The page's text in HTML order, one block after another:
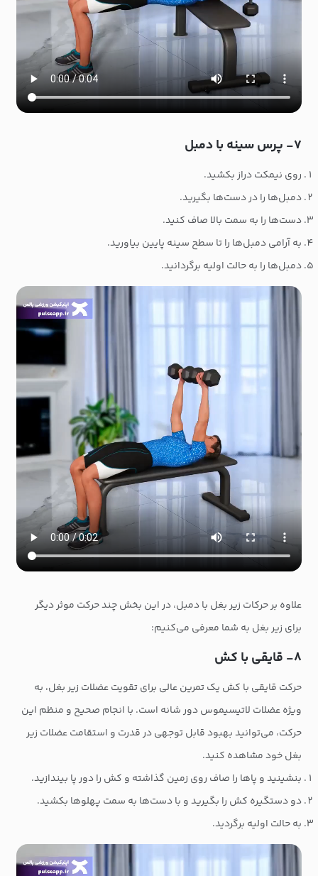
۷- پرس سینه با دمبل
روی نیمکت دراز بکشید.
دمبل‌ها را در دست‌ها بگیرید.
دست‌ها را به سمت بالا صاف کنید.
به آرامی دمبل‌ها را تا سطح سینه پایین بیاورید.
دمبل‌ها را به حالت اولیه برگردانید.
علاوه بر حرکات زیر بغل با دمبل، در این بخش چند حرکت موثر دیگر
برای زیر بغل به شما معرفی می‌کنیم:
۸- قایقی با کش
حرکت قایقی با کش یک تمرین عالی برای تقویت عضلات زیر بغل، به
ویژه عضلات لاتیسیموس دور شانه است. با انجام صحیح و منظم این
حرکت، می‌توانید بهبود قابل توجهی در قدرت و استقامت عضلات زیر
بغل خود مشاهده کنید.
بنشینید و پاها را صاف روی زمین گذاشته و کش را دور پا بیندازید.
دو دستگیره کش را بگیرید و با دست‌ها به سمت پهلوها بکشید.
به حالت اولیه برگردید.